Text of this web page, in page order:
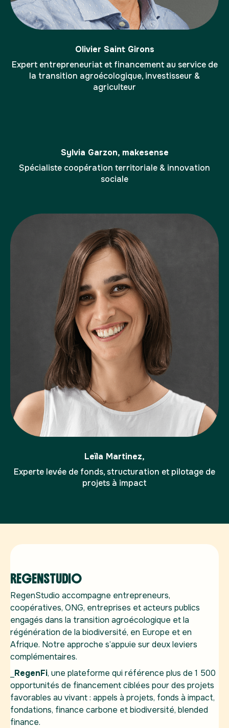
Olivier Saint Girons
Expert entrepreneuriat et financement au service de
la transition agroécologique, investisseur &
agriculteur
Sylvia Garzon, makesense
Spécialiste coopération territoriale & innovation
sociale
Leïla Martinez,
Experte levée de fonds, structuration et pilotage de
projets à impact
REGENSTUDIO
RegenStudio accompagne entrepreneurs,
coopératives, ONG, entreprises et acteurs publics
engagés dans la transition agroécologique et la
régénération de la biodiversité, en Europe et en
Afrique. Notre approche s’appuie sur deux leviers
complémentaires.
RegenFi, une plateforme qui référence plus de 1 500
opportunités de financement ciblées pour des projets
favorables au vivant : appels à projets, fonds à impact,
fondations, finance carbone et biodiversité, blended
finance.